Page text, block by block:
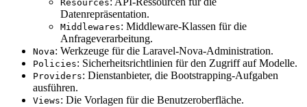
Resources
Datenrepräsentation.
Middlewares: Middleware-Klassen für die
Anfrageverarbeitung.
Nova: Werkzeuge für die Laravel-Nova-Administration.
Policies: Sicherheitsrichtlinien für den Zugriff auf Modelle.
Providers: Dienstanbieter, die Bootstrapping-Aufgaben
ausführen.
Views: Die Vorlagen für die Benutzeroberfläche.